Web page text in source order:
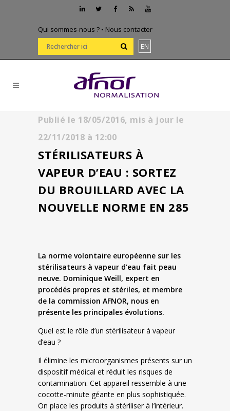
Qui sommes-nous ? • Nous contacter
EN
Publié le 18/05/2016, mis à jour le
22/11/2018 à 12:00
STÉRILISATEURS À
VAPEUR D’EAU : SORTEZ
DU BROUILLARD AVEC LA
NOUVELLE NORME EN 285
La norme volontaire européenne sur les
stérilisateurs à vapeur d’eau fait peau
neuve. Dominique Weill, expert en
procédés propres et stériles, et membre
de la commission AFNOR, nous en
présente les principales évolutions.
Quel est le rôle d’un stérilisateur à vapeur
d’eau ?
Il élimine les microorganismes présents sur un
dispositif médical et réduit les risques de
contamination. Cet appareil ressemble à une
cocotte-minute géante en plus sophistiquée.
On place les produits à stériliser à l’intérieur.